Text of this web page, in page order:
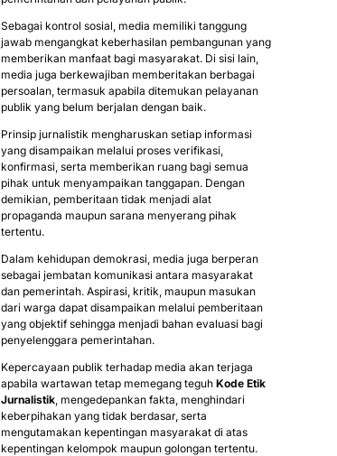
Sebagai kontrol sosial, media memiliki tanggung
jawab mengangkat keberhasilan pembangunan yang
memberikan manfaat bagi masyarakat. Di sisi lain,
media juga berkewajiban memberitakan berbagai
persoalan, termasuk apabila ditemukan pelayanan
publik yang belum berjalan dengan baik.
Prinsip jurnalistik mengharuskan setiap informasi
yang disampaikan melalui proses verifikasi,
konfirmasi, serta memberikan ruang bagi semua
pihak untuk menyampaikan tanggapan. Dengan
demikian, pemberitaan tidak menjadi alat
propaganda maupun sarana menyerang pihak
tertentu.
Dalam kehidupan demokrasi, media juga berperan
sebagai jembatan komunikasi antara masyarakat
dan pemerintah. Aspirasi, kritik, maupun masukan
dari warga dapat disampaikan melalui pemberitaan
yang objektif sehingga menjadi bahan evaluasi bagi
penyelenggara pemerintahan.
Kepercayaan publik terhadap media akan terjaga
apabila wartawan tetap memegang teguh Kode Etik
Jurnalistik, mengedepankan fakta, menghindari
keberpihakan yang tidak berdasar, serta
mengutamakan kepentingan masyarakat di atas
kepentingan kelompok maupun golongan tertentu.